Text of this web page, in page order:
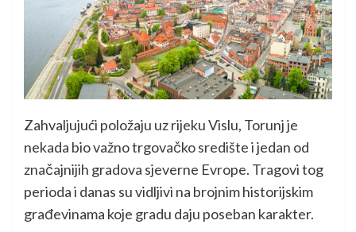
Zahvaljujući položaju uz rijeku Vislu, Torunj je
nekada bio važno trgovačko središte i jedan od
značajnijih gradova sjeverne Evrope. Tragovi tog
perioda i danas su vidljivi na brojnim historijskim
građevinama koje gradu daju poseban karakter.